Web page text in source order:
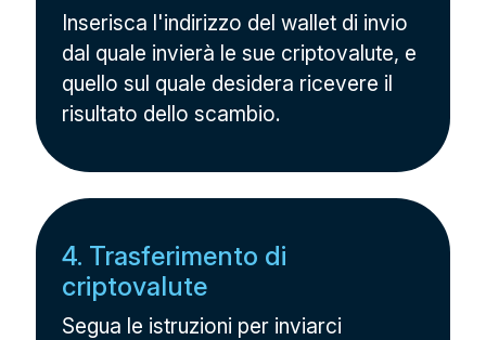
Inserisca l'indirizzo del wallet di invio
dal quale invierà le sue criptovalute, e
quello sul quale desidera ricevere il
risultato dello scambio.
4. Trasferimento di
criptovalute
Segua le istruzioni per inviarci